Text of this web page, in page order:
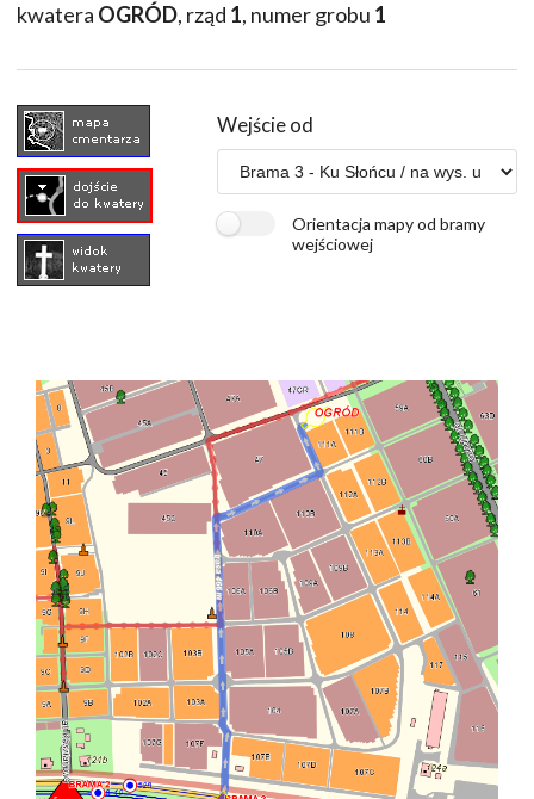
kwatera OGRÓD, rząd 1, numer grobu 1
Wejście od
Orientacja mapy od bramy
wejściowej